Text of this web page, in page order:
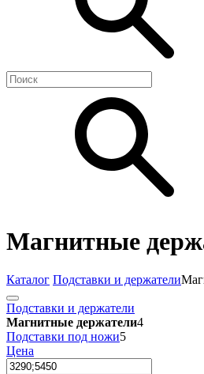
Магнитные
Каталог Подставки и держатели
Подставки и держатели
Магнитные держатели4
Подставки под ножи5
Цена